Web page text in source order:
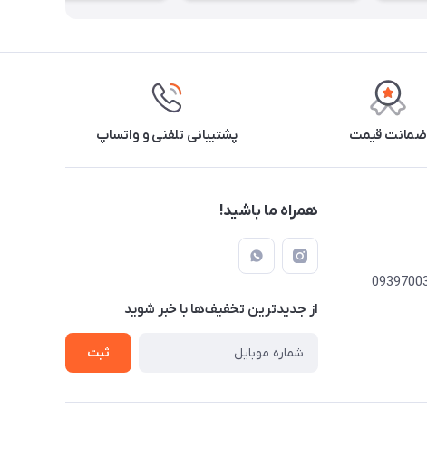
ضمانت قیمت پشتیبانی تلفنی و واتساپ
همراه ما باشید!
از جدید‌ترین تخفیف‌ها با‌ خبر شوید
ثبت